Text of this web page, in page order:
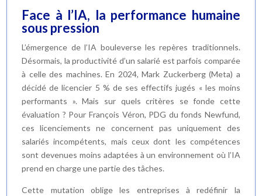
Face à l’IA, la performance humaine
sous pression
L’émergence de l’IA bouleverse les repères traditionnels.
Désormais, la productivité d’un salarié est parfois comparée
à celle des machines. En 2024, Mark Zuckerberg (Meta) a
décidé de licencier 5 % de ses effectifs jugés « les moins
performants ». Mais sur quels critères se fonde cette
évaluation ? Pour François Véron, PDG du fonds Newfund,
ces licenciements ne concernent pas uniquement des
salariés incompétents, mais ceux dont les compétences
sont devenues moins adaptées à un environnement où l’IA
prend en charge une partie des tâches.
Cette mutation oblige les entreprises à redéfinir la